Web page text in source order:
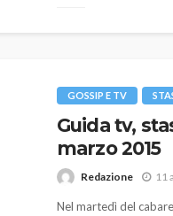
GOSSIP E TV
Guida tv,
marzo 2015
Redazione 11
Nel martedì del